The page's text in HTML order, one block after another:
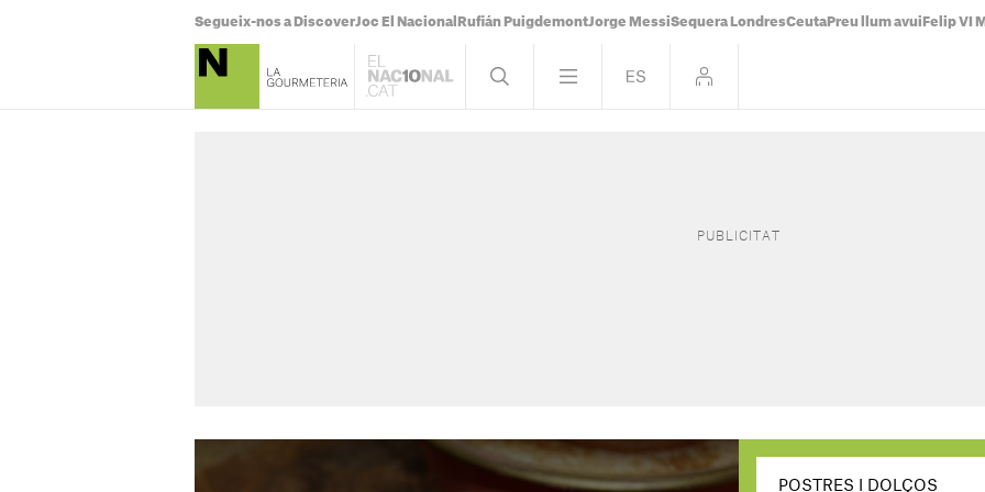
Segueix-nos a DiscoverJoc El Nacional Rufián PuigdemontJorge MessiSequera LondresCeuta Preu llum avui Felip VI
POSTRES I DOLÇOS